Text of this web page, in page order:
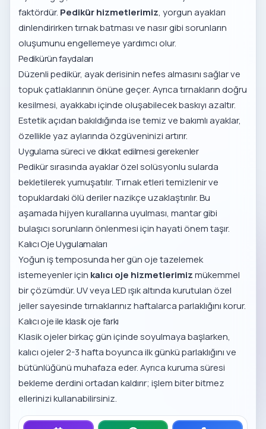
faktördür. Pedikür hizmetlerimiz, yorgun ayakları
dinlendirirken tırnak batması ve nasır gibi sorunların
oluşumunu engellemeye yardımcı olur.
Pedikürün faydaları
Düzenli pedikür, ayak derisinin nefes almasını sağlar ve
topuk çatlaklarının önüne geçer. Ayrıca tırnakların doğru
kesilmesi, ayakkabı içinde oluşabilecek baskıyı azaltır.
Estetik açıdan bakıldığında ise temiz ve bakımlı ayaklar,
özellikle yaz aylarında özgüveninizi artırır.
Uygulama süreci ve dikkat edilmesi gerekenler
Pedikür sırasında ayaklar özel solüsyonlu sularda
bekletilerek yumuşatılır. Tırnak etleri temizlenir ve
topuklardaki ölü deriler nazikçe uzaklaştırılır. Bu
aşamada hijyen kurallarına uyulması, mantar gibi
bulaşıcı sorunların önlenmesi için hayati önem taşır.
Kalıcı Oje Uygulamaları
Yoğun iş temposunda her gün oje tazelemek
istemeyenler için kalıcı oje hizmetlerimizmükemmel
bir çözümdür. UV veya LED ışık altında kurutulan özel
jeller sayesinde tırnaklarınız haftalarca parlaklığını korur.
Kalıcı oje ile klasik oje farkı
Klasik ojeler birkaç gün içinde soyulmaya başlarken,
kalıcı ojeler 2-3 hafta boyunca ilk günkü parlaklığını ve
bütünlüğünü muhafaza eder. Ayrıca kuruma süresi
bekleme derdini ortadan kaldırır; işlem biter bitmez
ellerinizi kullanabilirsiniz.